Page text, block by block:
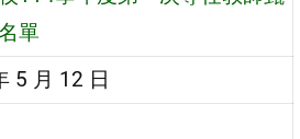
單
5 月 12 日